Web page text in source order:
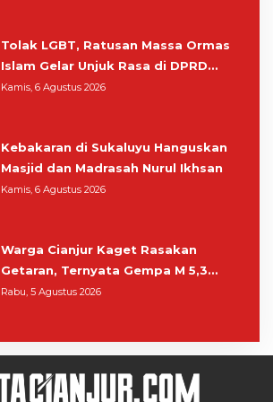
Tolak LGBT, Ratusan Massa Ormas
Islam Gelar Unjuk Rasa di DPRD
Cianjur
Kamis, 6 Agustus 2026
Kebakaran di Sukaluyu Hanguskan
Masjid dan Madrasah Nurul Ikhsan
Kamis, 6 Agustus 2026
Warga Cianjur Kaget Rasakan
Getaran, Ternyata Gempa M 5,3
Berpusat di Pangandaran
Rabu, 5 Agustus 2026